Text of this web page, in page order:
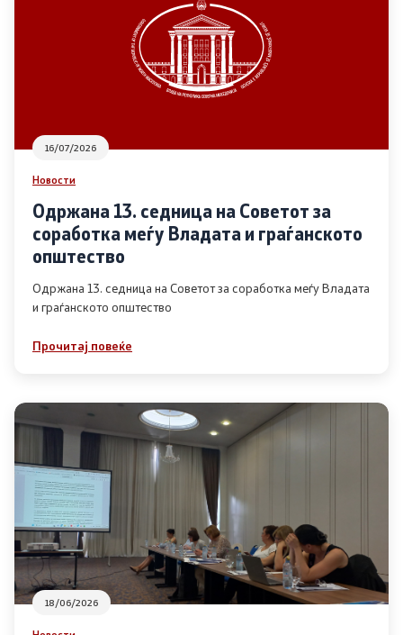
Извештаи
Список на ОЈИ
Контакт
Контакт
Линкови
Изјава за пристапност
Со еден клик до сите услуги
16/07/2026
Новости
Одржана 13. седница на Советот за
соработка меѓу Владата и граѓанското
општество
Одржана 13. седница на Советот за соработка меѓу Владата
и граѓанското општество
Прочитај повеќе
18/06/2026